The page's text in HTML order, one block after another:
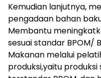
Kemudian lanjutnya,
pengadaan bahan
Membantu
sesuai standar BPOM/
Makanan melalui
produksi,yaitu